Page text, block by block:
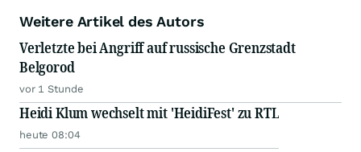
Weitere Artikel des Autors
Verletzte bei Angriff auf russische Grenzstadt
Belgorod
vor 1 Stunde
Heidi Klum wechselt mit 'HeidiFest' zu RTL
heute 08:04